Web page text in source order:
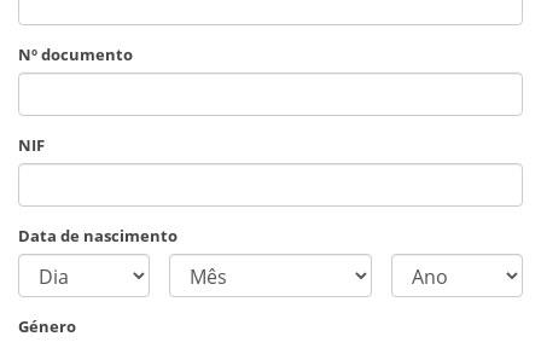
Nº documento
NIF
Data de nascimento
Género